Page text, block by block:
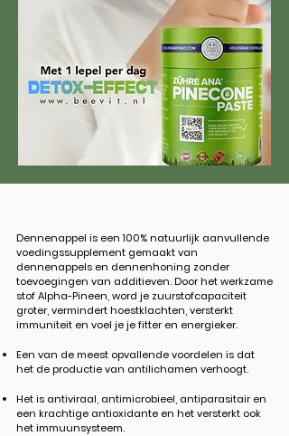
Dennenappel is een 100% natuurlijk aanvullende
voedingssupplement gemaakt van
dennenappels en dennenhoning zonder
toevoegingen van additieven. Door het werkzame
stof Alpha-Pineen, word je zuurstofcapaciteit
groter, vermindert hoestklachten, versterkt
immuniteit en voel je je fitter en energieker.
Een van de meest opvallende voordelen is dat
het de productie van antilichamen verhoogt.
Het is antiviraal, antimicrobieel, antiparasitair en
een krachtige antioxidante en het versterkt ook
het immuunsysteem.